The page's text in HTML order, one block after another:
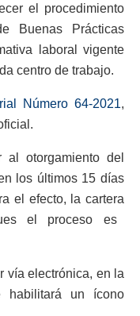
el procedimiento
Buenas Prácticas
laboral vigente
centro de trabajo.
Número 64-2021,
al otorgamiento del
los últimos 15 días
el efecto, la cartera
el proceso es
vía electrónica, en la
habilitará un ícono